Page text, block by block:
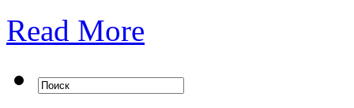
Read More